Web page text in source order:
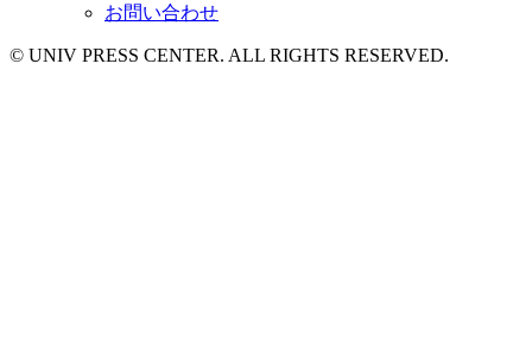
お問い合わせ
© UNIV PRESS CENTER. ALL RIGHTS RESERVED.